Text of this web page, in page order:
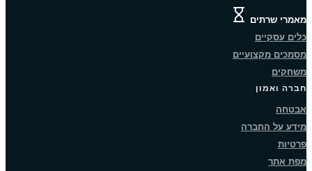
מאמרי שרתים
כלים עסקיים
מסמכים מקצועיים
משחקים
חברה ואמון
אבטחה
מידע על החברה
פרטיות
מפת אתר